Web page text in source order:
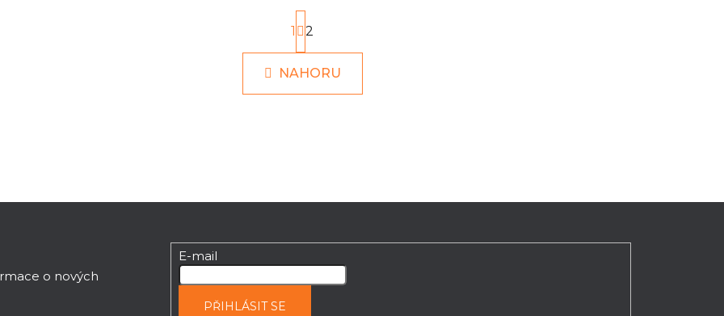
v
l
p
v
v
S
t
r
n
k
1 2
NAHORU
o nových
E-mail
PŘIHLÁSIT SE